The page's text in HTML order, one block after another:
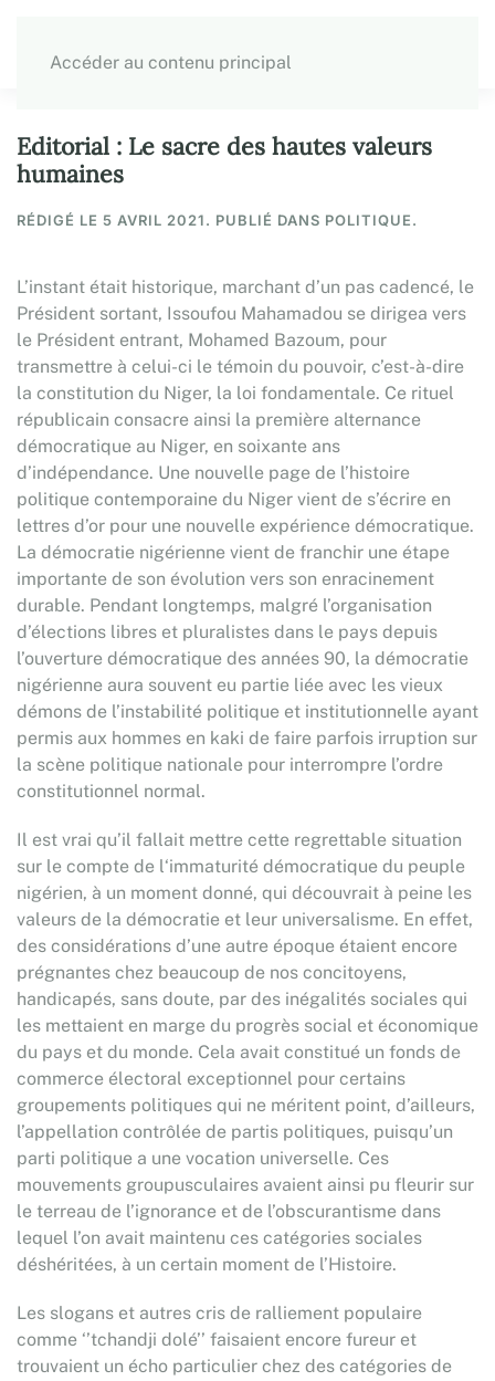
Accéder au contenu principal
Editorial : Le sacre des hautes valeurs
humaines
RÉDIGÉ LE 5 AVRIL 2021. PUBLIÉ DANS POLITIQUE.
L’instant était historique, marchant d’un pas cadencé, le
Président sortant, Issoufou Mahamadou se dirigea vers
le Président entrant, Mohamed Bazoum, pour
transmettre à celui-ci le témoin du pouvoir, c’est-à-dire
la constitution du Niger, la loi fondamentale. Ce rituel
républicain consacre ainsi la première alternance
démocratique au Niger, en soixante ans
d’indépendance. Une nouvelle page de l’histoire
politique contemporaine du Niger vient de s’écrire en
lettres d’or pour une nouvelle expérience démocratique.
La démocratie nigérienne vient de franchir une étape
importante de son évolution vers son enracinement
durable. Pendant longtemps, malgré l’organisation
d’élections libres et pluralistes dans le pays depuis
l’ouverture démocratique des années 90, la démocratie
nigérienne aura souvent eu partie liée avec les vieux
démons de l’instabilité politique et institutionnelle ayant
permis aux hommes en kaki de faire parfois irruption sur
la scène politique nationale pour interrompre l’ordre
constitutionnel normal.
Il est vrai qu’il fallait mettre cette regrettable situation
sur le compte de l‘immaturité démocratique du peuple
nigérien, à un moment donné, qui découvrait à peine les
valeurs de la démocratie et leur universalisme. En effet,
des considérations d’une autre époque étaient encore
prégnantes chez beaucoup de nos concitoyens,
handicapés, sans doute, par des inégalités sociales qui
les mettaient en marge du progrès social et économique
du pays et du monde. Cela avait constitué un fonds de
commerce électoral exceptionnel pour certains
groupements politiques qui ne méritent point, d’ailleurs,
l’appellation contrôlée de partis politiques, puisqu’un
parti politique a une vocation universelle. Ces
mouvements groupusculaires avaient ainsi pu fleurir sur
le terreau de l’ignorance et de l’obscurantisme dans
lequel l’on avait maintenu ces catégories sociales
déshéritées, à un certain moment de l’Histoire.
Les slogans et autres cris de ralliement populaire
comme ‘’tchandji dolé’’ faisaient encore fureur et
trouvaient un écho particulier chez des catégories de